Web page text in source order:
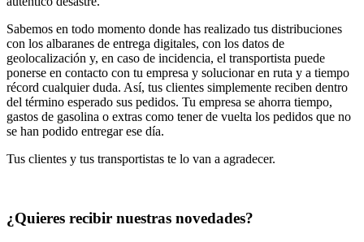
Sabemos en todo momento donde has realizado tus distribuciones
con los albaranes de entrega digitales, con los datos de
geolocalización y, en caso de incidencia, el transportista puede
ponerse en contacto con tu empresa y solucionar en ruta y a tiempo
récord cualquier duda. Así, tus clientes simplemente reciben dentro
del término esperado sus pedidos. Tu empresa se ahorra tiempo,
gastos de gasolina o extras como tener de vuelta los pedidos que no
se han podido entregar ese día.
Tus clientes y tus transportistas te lo van a agradecer.
¿Quieres recibir nuestras novedades?